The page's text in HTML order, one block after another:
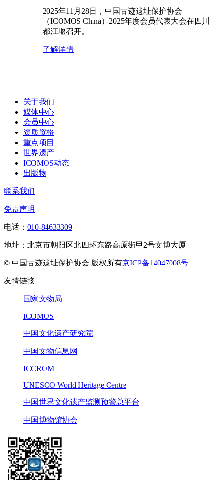
2025年11月28日，中国古迹遗址保护协会
（ICOMOS China）2025年度会员代表大会在四川
都江堰召开。
了解详情
关于我们
媒体中心
会员中心
资质资格
重点项目
世界遗产
ICOMOS动态
出版物
联系我们
免责声明
电话： 010-84633309
地址：北京市朝阳区北四环东路高原街甲2号文博大厦
© 中国古迹遗址保护协会 版权所有京ICP备14047008号
友情链接
国家文物局
ICOMOS
中国文化遗产研究院
中国文物信息网
ICCROM
UNESCO World Heritage Centre
中国世界文化遗产监测预警总平台
中国博物馆协会